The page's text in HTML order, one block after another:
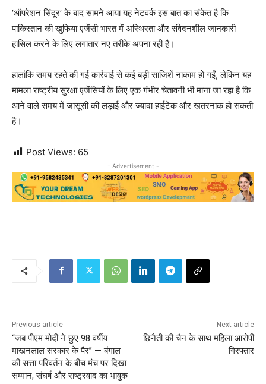
‘ऑपरेशन सिंदूर’ के बाद सामने आया यह नेटवर्क इस बात का संकेत है कि
पाकिस्तान की खुफिया एजेंसी भारत में अस्थिरता और संवेदनशील जानकारी
हासिल करने के लिए लगातार नए तरीके अपना रही है।
हालांकि समय रहते की गई कार्रवाई से कई बड़ी साजिशें नाकाम हो गईं, लेकिन यह
मामला राष्ट्रीय सुरक्षा एजेंसियों के लिए एक गंभीर चेतावनी भी माना जा रहा है कि
आने वाले समय में जासूसी की लड़ाई और ज्यादा हाईटेक और खतरनाक हो सकती
है।
Post Views: 65
- Advertisement -
Previous article
“जब पीएम मोदी ने छुए 98 वर्षीय
माखनलाल सरकार के पैर” — बंगाल
की सत्ता परिवर्तन के बीच मंच पर दिखा
सम्मान, संघर्ष और राष्ट्रवाद का भावुक
Next article
छिनैती की चैन के साथ महिला आरोपी
गिरफ्तार